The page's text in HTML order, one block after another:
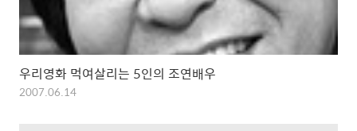
우리영화 먹여살리는 5인의 조연배우
2007.06.14